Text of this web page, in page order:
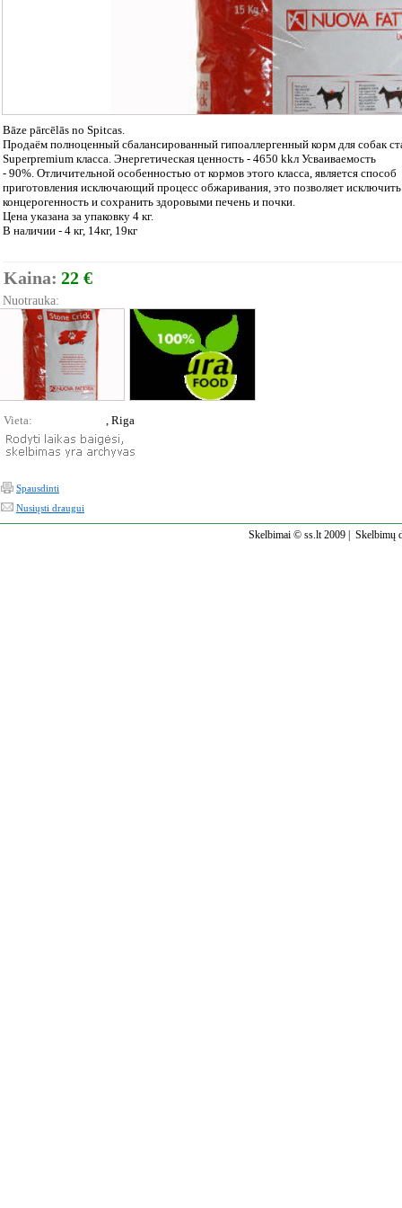
Bāze pārcēlās no Spitсas.
Продаём полноценный сбалансированный гипоаллергенный корм для собак
Superpremium класса. Энергетическая ценность - 4650 kkл Усваиваемость
- 90%. Отличительной особенностью от кормов этого класса, является способ
приготовления исключающий процесс обжаривания, это позволяет исключить
концерогенность и сохранить здоровыми печень и почки.
Цена указана за упаковку 4 кг.
В наличии - 4 кг, 14кг, 19кг
Kaina: 22 €
Nuotrauka:
Vieta: , Riga
Spausdinti
Nusiųsti draugui
Skelbimai © ss.lt 2009 | Skelbimų